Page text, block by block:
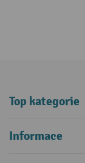
Top kategorie
Informace